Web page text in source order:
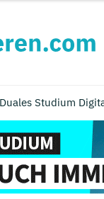
Duales Studium